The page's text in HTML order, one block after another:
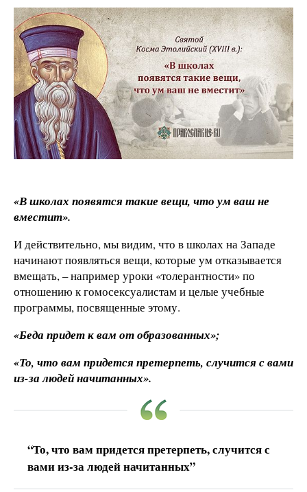
«В школах появятся такие вещи, что ум ваш не
вместит».
И действительно, мы видим, что в школах на Западе
начинают появляться вещи, которые ум отказывается
вмещать, – например уроки «толерантности» по
отношению к гомосексуалистам и целые учебные
программы, посвященные этому.
«Беда придет к вам от образованных»;
«То, что вам придется претерпеть, случится с вами
из-за людей начитанных».
“То, что вам придется претерпеть, случится с
вами из-за людей начитанных”